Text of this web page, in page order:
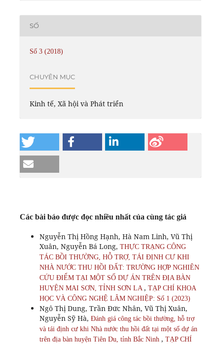
SỐ
Số 3 (2018)
CHUYÊN MỤC
Kinh tế, Xã hội và Phát triển
Các bài báo được đọc nhiều nhất của cùng tác giả
Nguyễn Thị Hồng Hạnh, Hà Nam Linh, Vũ Thị
Xuân, Nguyễn Bá Long, THỰC TRẠNG CÔNG
TÁC BỒI THƯỜNG, HỖ TRỢ, TÁI ĐỊNH CƯ KHI
NHÀ NƯỚC THU HỒI ĐẤT: TRƯỜNG HỢP NGHIÊN
CỨU ĐIỂM TẠI MỘT SỐ DỰ ÁN TRÊN ĐỊA BÀN
HUYỆN MAI SƠN, TỈNH SƠN LA , TẠP CHÍ KHOA
HỌC VÀ CÔNG NGHỆ LÂM NGHIỆP: Số 1 (2023)
Ngô Thị Dung, Trần Đức Nhân, Vũ Thị Xuân,
Nguyễn Sỹ Hà, Đánh giá công tác bồi thường, hỗ trợ
và tái định cư khi Nhà nước thu hồi đất tại một số dự án
trên địa bàn huyện Tiên Du, tỉnh Bắc Ninh , TẠP CHÍ